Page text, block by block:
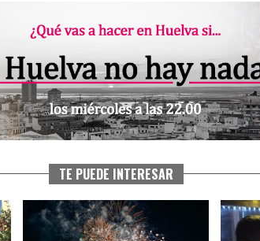
TE PUEDE INTERESAR